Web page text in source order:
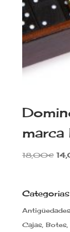
18,00€ El
Antigüedades
Cajas,